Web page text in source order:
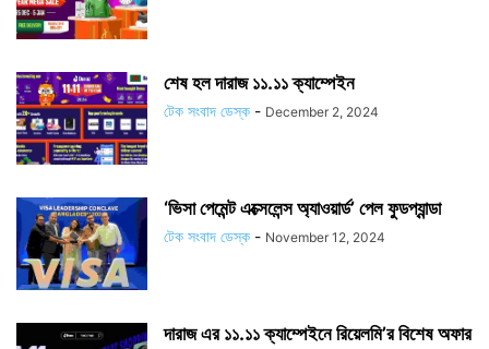
শেষ হল দারাজ ১১.১১ ক্যাম্পেইন
টেক সংবাদ ডেস্ক - December 2, 2024
‘ভিসা পেমেন্ট এক্সেলেন্স অ্যাওয়ার্ড’ পেল ফুডপ্যান্ডা
টেক সংবাদ ডেস্ক - November 12, 2024
দারাজ এর ১১.১১ ক্যাম্পেইনে রিয়েলমি’র বিশেষ অফার